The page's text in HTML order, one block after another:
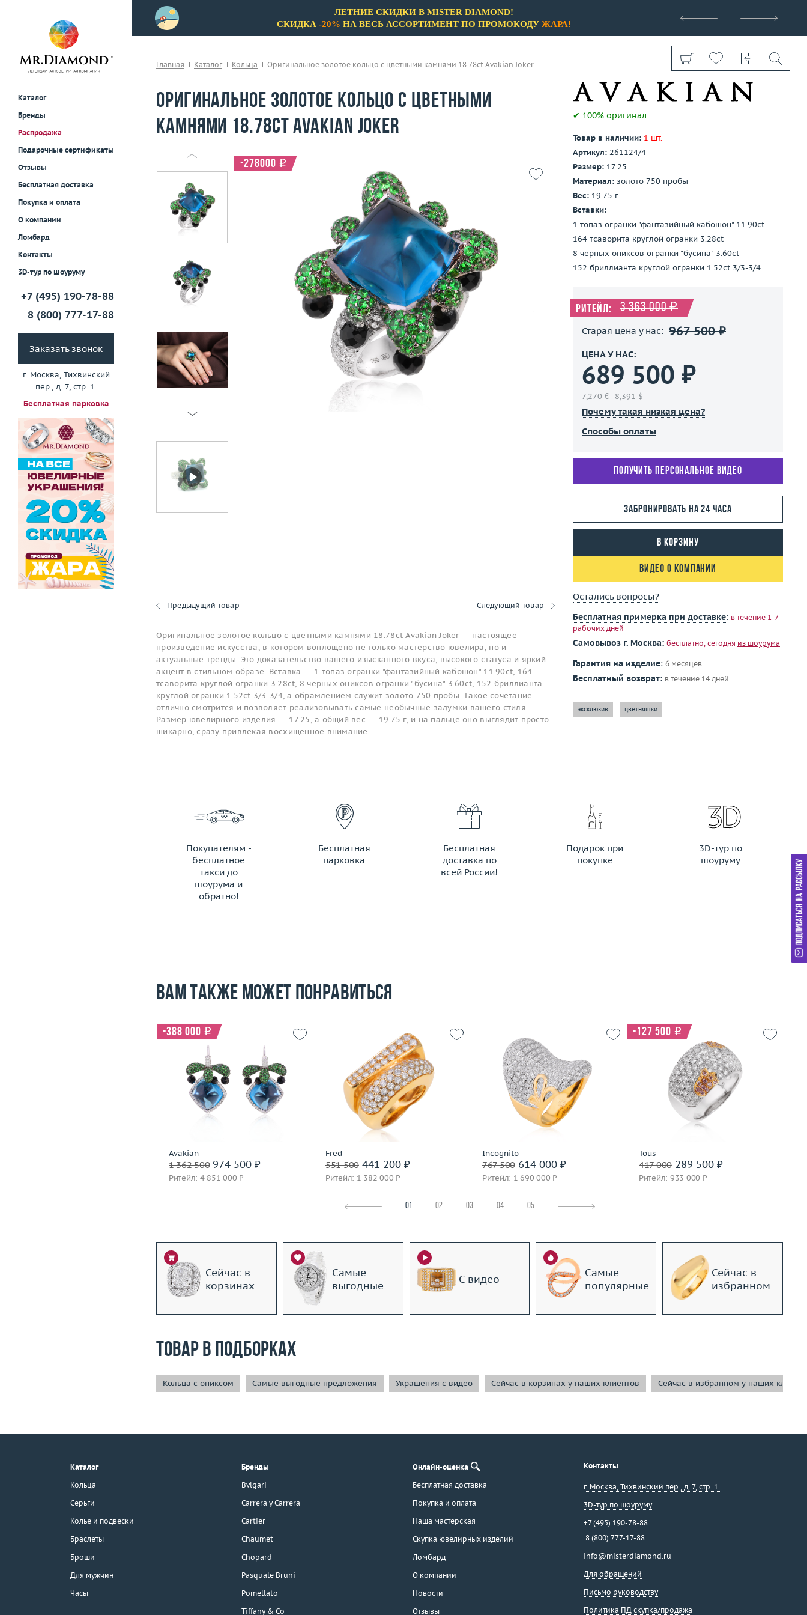
Каталог
Бренды
Распродажа
Подарочные сертификаты
Отзывы
Бесплатная доставка
Покупка и оплата
О компании
Ломбард
Контакты
3D-тур по шоуруму
+7 (495) 190-78-88
8 (800) 777-17-88
Заказать звонок
г. Москва, Тихвинский
пер., д. 7, стр. 1.
Бесплатная парковка
г. Москва, Тихвинский пер., д. 7,
3D-тур по шоуруму
примерки!
ЛЕТНИЕ СКИДКИ В MISTER DIAMOND!
СКИДКА -20% НА ВЕСЬ АССОРТИМЕНТ ПО ПРОМОКОДУ ЖАРА!
Показать все
Главная Каталог Кольца Оригинальное золотое кольцо с цветными камнями 18.78ct Avakian Joker
Оригинальное золотое кольцо с цветными
камнями 18.78ct Avakian Joker
-278000 i
Предыдущий товар Следующий товар
Оригинальное золотое кольцо с цветными камнями 18.78ct Avakian Joker — настоящее
произведение искусства, в котором воплощено не только мастерство ювелира, но и
актуальные тренды. Это доказательство вашего изысканного вкуса, высокого статуса и яркий
акцент в стильном образе. Вставка — 1 топаз огранки "фантазийный кабошон" 11.90ct, 164
тсаворита круглой огранки 3.28ct, 8 черных ониксов огранки "бусина" 3.60ct, 152 бриллианта
круглой огранки 1.52ct 3/3-3/4, а обрамлением служит золото 750 пробы. Такое сочетание
отлично смотрится и позволяет реализовывать самые необычные задумки вашего стиля.
Размер ювелирного изделия — 17.25, а общий вес — 19.75 г, и на пальце оно выглядит просто
шикарно, сразу привлекая восхищенное внимание.
✔ 100% оригинал
Товар в наличии: 1 шт.
Артикул: 261124/4
Размер: 17.25
Материал: золото 750 пробы
Вес: 19.75 г
Вставки:
1 топаз огранки "фантазийный кабошон" 11.90ct
164 тсаворита круглой огранки 3.28ct
8 черных ониксов огранки "бусина" 3.60ct
152 бриллианта круглой огранки 1.52ct 3/3-3/4
Ритейл: 3 363 000 ₽
Старая цена у нас: 967 500 ₽
ЦЕНА У НАС:
689 500 ₽
7,270 € 8,391 $
Почему такая низкая цена?
Способы оплаты
Получить персональное видео
Забронировать на 24 часа
В корзину
Видео о компании
Остались вопросы?
Бесплатная примерка при доставке: в течение 1-7
рабочих дней
Самовывоз г. Москва: бесплатно, сегодня из шоурума
Гарантия на изделие: 6 месяцев
Бесплатный возврат: в течение 14 дней
эксклюзив цветняшки
Покупателям -
бесплатное
такси до
шоурума и
обратно!
ЗАКАЗАТЬ ТАКСИ
Бесплатная
парковка
Бесплатная
доставка по
всей России!
Подарок при
покупке
3D-тур по
шоуруму
Вам также может понравиться
Avakian
1 362 500974 500 ₽
Ритейл: 4 851 000 ₽
-388 000 i
Вес (г)
23.51
Материал
золото 750 пробы
Fred
551 500441 200 ₽
Ритейл: 1 382 000 ₽
Размер
Вес (г)
14.88
Материал
золото 750 пробы
Подробнее
Incognito
767 500614 000 ₽
Ритейл: 1 690 000 ₽
Размер
Вес (г)
Материал
золото 750 пробы
Подробнее
Tous
417 000289 500 ₽
Ритейл: 933 000 ₽
-127 500 i
Размер
Материал
золото 750 пробы
Подробнее
01 02 03 04 05
Сейчас в
корзинах
Самые
выгодные
С видео
Самые
популярные
Сейчас в
избранном
Товар в подборках
Кольца с ониксом Самые выгодные предложения Украшения с видео Сейчас в корзинах у наших клиентов Сейчас в избранном у наших
Каталог
Кольца
Серьги
Колье и подвески
Браслеты
Броши
Для мужчин
Часы
Бренды
Bvlgari
Carrera y Carrera
Cartier
Chaumet
Chopard
Pasquale Bruni
Pomellato
Tiffany & Co
Онлайн-оценка
Бесплатная доставка
Покупка и оплата
Наша мастерская
Скупка ювелирных изделий
Ломбард
О компании
Новости
Отзывы
Контакты
г. Москва, Тихвинский пер., д. 7, стр. 1.
3D-тур по шоуруму
+7 (495) 190-78-88
8 (800) 777-17-88
info@misterdiamond.ru
Для обращений
Письмо руководству
Политика ПД скупка/продажа